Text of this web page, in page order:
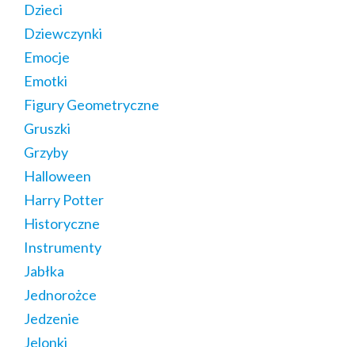
Dzieci
Dziewczynki
Emocje
Emotki
Figury Geometryczne
Gruszki
Grzyby
Halloween
Harry Potter
Historyczne
Instrumenty
Jabłka
Jednorożce
Jedzenie
Jelonki